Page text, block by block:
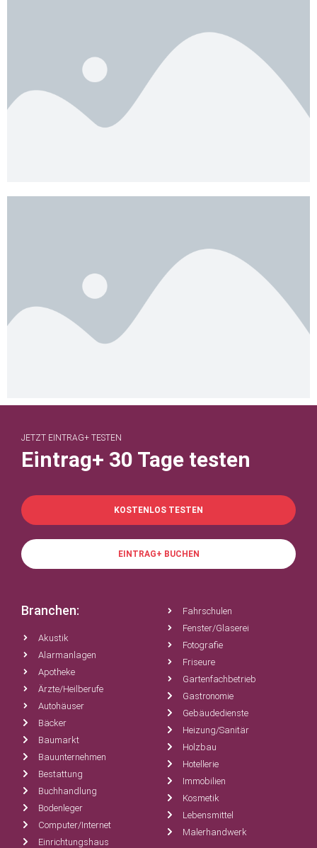
JETZT EINTRAG+ TESTEN
Eintrag+ 30 Tage testen
KOSTENLOS TESTEN
EINTRAG+ BUCHEN
Branchen:
Akustik
Alarmanlagen
Apotheke
Ärzte/Heilberufe
Autohäuser
Bäcker
Baumarkt
Bauunternehmen
Bestattung
Buchhandlung
Bodenleger
Computer/Internet
Einrichtungshaus
Fahrschulen
Fenster/Glaserei
Fotografie
Friseure
Gartenfachbetrieb
Gastronomie
Gebäudedienste
Heizung/Sanitär
Holzbau
Hotellerie
Immobilien
Kosmetik
Lebensmittel
Malerhandwerk